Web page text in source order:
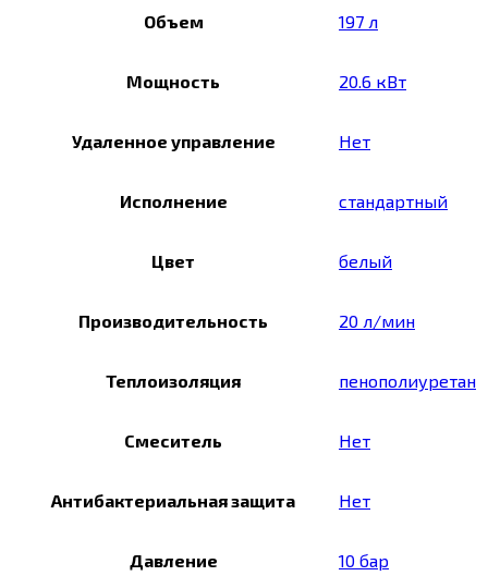
Объем 197 л
Мощность 20.6 кВт
Удаленное управление Нет
Исполнение стандартный
Цвет белый
Производительность 20 л/мин
Теплоизоляция пенополиуретан
Смеситель Нет
Антибактериальная защита Нет
Давление 10 бар